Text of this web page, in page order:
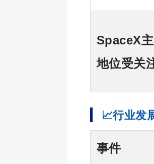
SpaceX
地位受关
📈行业发
事件